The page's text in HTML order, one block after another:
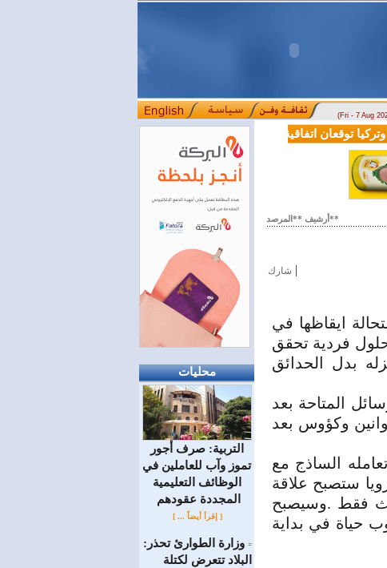
(Fri - 7 Aug
محليات
التربية: صرف أجور
تموز وآب للعاملين في
الوظائف ‏التعليمية
المجددة عقودهم ‏
[ إقرأ أيضاً ... ]
= وزارة الطوارئ تحذر:
البلاد تتعرض لكتلة
توقعان اتفاقية تعاون في مجالي التعليم العالي والبحث العلمي
أرشيف **المرصد**
شارك |
ايقاظها في
حلول فردية تحقق
بدل الحدائق
المتاحة بعد
وكؤوس بعد
الساذج مع
ستصبح علاقة
فقط .وسيصبح
حياة في بداية